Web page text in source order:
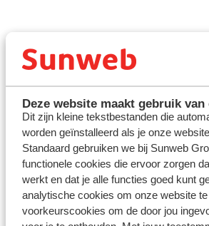
Deze website maakt gebruik van
Dit zijn kleine tekstbestanden die
worden geïnstalleerd als je onze
Standaard gebruiken we bij Sunweb
functionele cookies die ervoor zorgen
werkt en dat je alle functies goed kunt
analytische cookies om onze website
voorkeurscookies om de door jou
Hoe warm is het op Kreta?
Als je aan Kreta denkt, denk je
en zonnige dagen en dat is precies
verwachten. Kreta, de zonnige parel
staat bekend om zijn heerlijke
weer op Kreta is ideaal voor een
lange, zonnige dagen en